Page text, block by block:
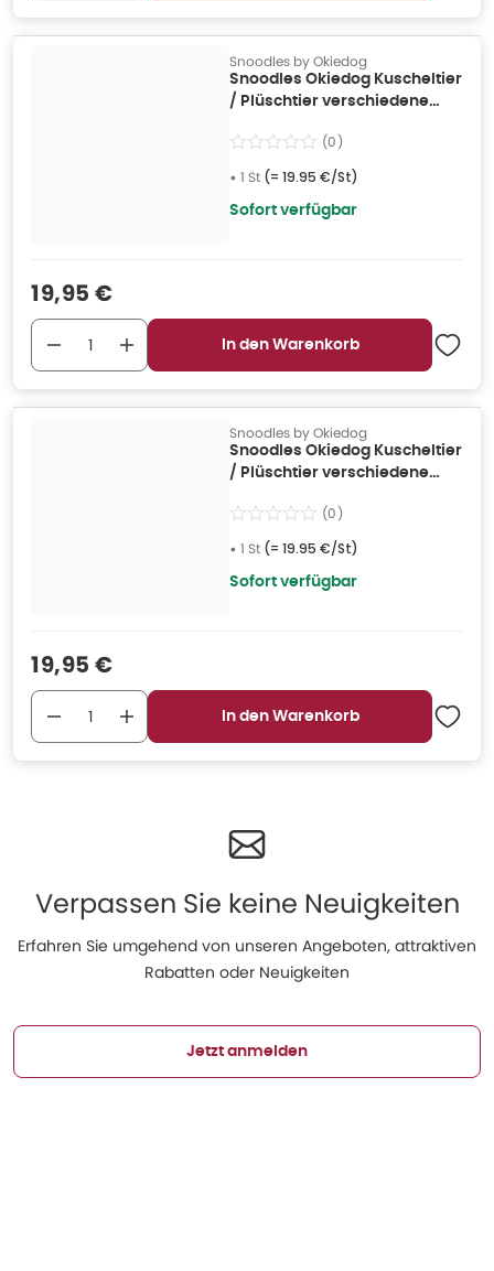
Snoodles by Okiedog
Snoodles Okiedog Kuscheltier
/ Plüschtier verschiedene
(0)
• 1 St (= 19.95 €/St)
Sofort verfügbar
Verkaufspreis
19,95 €
In den Warenkorb
Snoodles by Okiedog
Snoodles Okiedog Kuscheltier
/ Plüschtier verschiedene
(0)
• 1 St (= 19.95 €/St)
Sofort verfügbar
Verkaufspreis
19,95 €
In den Warenkorb
Verpassen Sie keine Neuigkeiten
Erfahren Sie umgehend von unseren Angeboten, attraktiven
Rabatten oder Neuigkeiten
Jetzt anmelden